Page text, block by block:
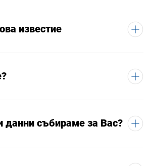
известие
данни събираме за Вас?